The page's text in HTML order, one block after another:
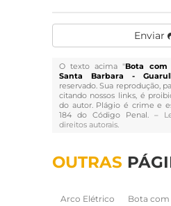
Enviar
O texto acima "Bota com
Santa Barbara -
reservado. Sua reprodução,
citando nossos links, é
do autor. Plágio é crime e
184 do Código Penal. –
direitos autorais.
OUTRAS
Arco Elétrico
Bota com